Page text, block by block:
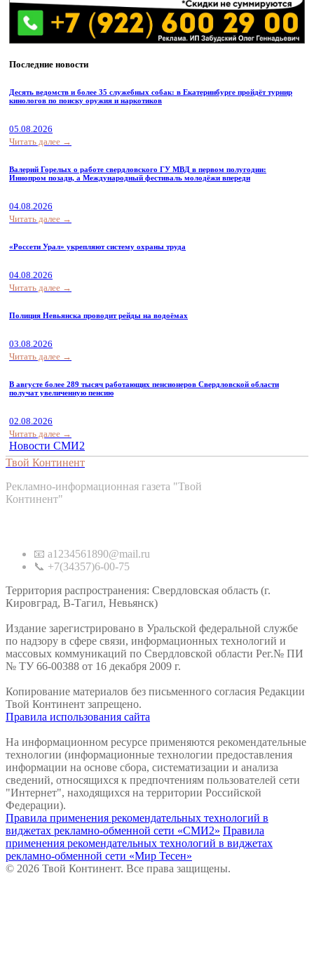
Последние новости
Десять ведомств и более 35 служебных собак: в Екатеринбурге пройдёт турнир
кинологов по поиску оружия и наркотиков
05.08.2026
Читать далее →
Валерий Горелых о работе свердловского ГУ МВД в первом полугодии:
Иннопром позади, а Международный фестиваль молодёжи впереди
04.08.2026
Читать далее →
«Россети Урал» укрепляют систему охраны труда
04.08.2026
Читать далее →
Полиция Невьянска проводит рейды на водоёмах
03.08.2026
Читать далее →
В августе более 289 тысяч работающих пенсионеров Свердловской области
получат увеличенную пенсию
02.08.2026
Читать далее →
Новости СМИ2
Твой Континент
Рекламно-информационная газета "Твой
Континент"
📧 a1234561890@mail.ru
📞 +7(34357)6-00-75
Территория распространения: Свердловская область (г.
Кировград, В-Тагил, Невьянск)
Издание зарегистрировано в Уральской федеральной службе
по надзору в сфере связи, информационных технологий и
массовых коммуникаций по Свердловской области Рег.№ ПИ
№ ТУ 66-00388 от 16 декабря 2009 г.
Копирование материалов без письменного согласия Редакции
Твой Континент запрещено.
Правила использования сайта
На информационном ресурсе применяются рекомендательные
технологии (информационные технологии предоставления
информации на основе сбора, систематизации и анализа
сведений, относящихся к предпочтениям пользователей сети
"Интернет", находящихся на территории Российской
Федерации).
Правила применения рекомендательных технологий в
виджетах рекламно-обменной сети «СМИ2» Правила
применения рекомендательных технологий в виджетах
рекламно-обменной сети «Мир Тесен»
© 2026 Твой Континент. Все права защищены.